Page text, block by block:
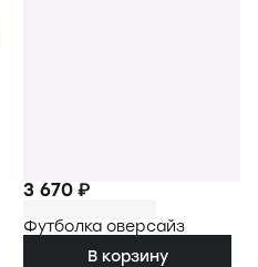
3 670 ₽
Футболка оверсайз
В корзину